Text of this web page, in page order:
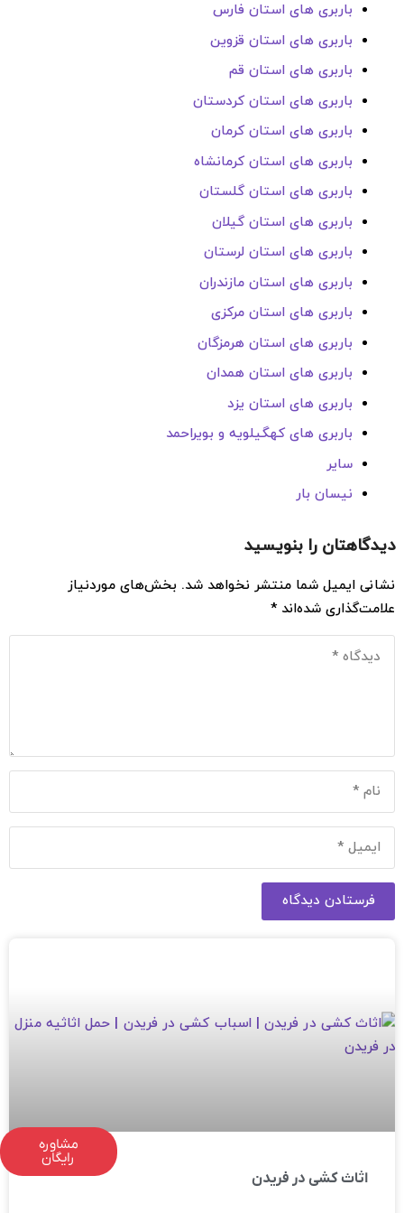
باربری های استان فارس
باربری های استان قزوین
باربری های استان قم
باربری های استان کردستان
باربری های استان کرمان
باربری های استان کرمانشاه
باربری های استان گلستان
باربری های استان گیلان
باربری های استان لرستان
باربری های استان مازندران
باربری های استان مرکزی
باربری های استان هرمزگان
باربری های استان همدان
باربری های استان یزد
باربری های کهگیلویه و بویراحمد
سایر
نیسان بار
دیدگاهتان را بنویسید
نشانی ایمیل شما منتشر نخواهد شد. بخش‌های موردنیاز
علامت‌گذاری شده‌اند*
فرستادن دیدگاه
اثاث کشی در فریدن
مشاوره
رایگان